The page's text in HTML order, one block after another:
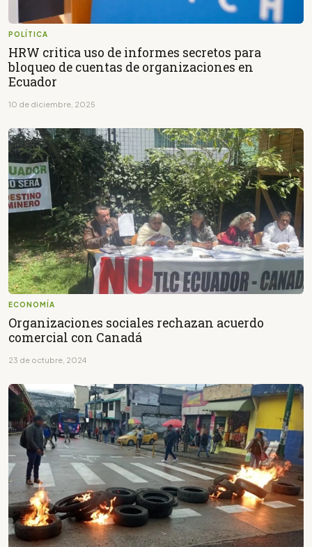
POLÍTICA
HRW critica uso de informes secretos para
bloqueo de cuentas de organizaciones en
Ecuador
10 de diciembre, 2025
ECONOMÍA
Organizaciones sociales rechazan acuerdo
comercial con Canadá
23 de octubre, 2024